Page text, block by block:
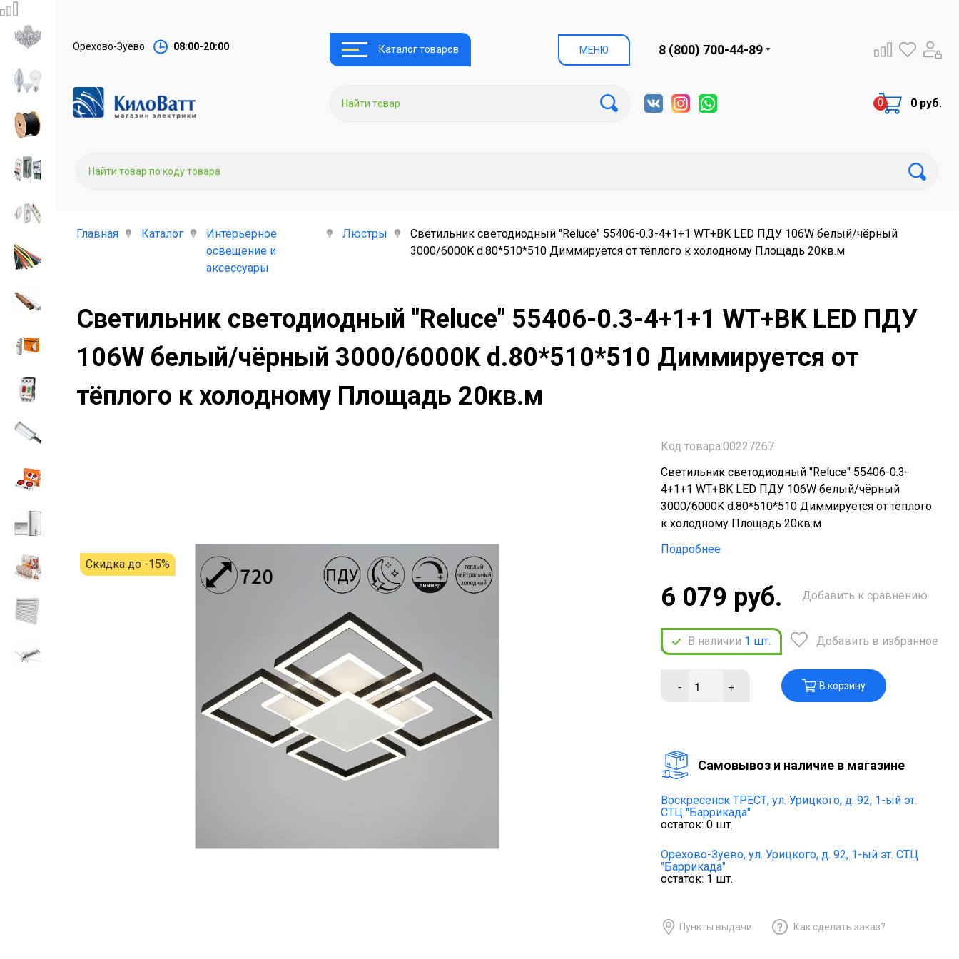
Орехово-Зуево 08:00-20:00 Каталог товаров МЕНЮ 8 (800) 700-44-89
0 руб.
Главная Каталог
Интерьерное
освещение и
аксессуары
Люстры
Светильник светодиодный "Reluce" 55406-0.3-4+1+1 WT+BK LED ПДУ 106W белый/чёрный
3000/6000K d.80*510*510 Диммируется от тёплого к холодному Площадь 20кв.м
Светильник светодиодный "Reluce" 55406-0.3-4+1+1 WT+BK LED ПДУ
106W белый/чёрный 3000/6000K d.80*510*510 Диммируется от
тёплого к холодному Площадь 20кв.м
Скидка до -15%
Код товара:00227267
Светильник светодиодный "Reluce" 55406-0.3-
4+1+1 WT+BK LED ПДУ 106W белый/чёрный
3000/6000K d.80*510*510 Диммируется от тёплого
к холодному Площадь 20кв.м
Подробнее
6 079 руб.
В наличии 1 шт.
Добавить к сравнению
Добавить в избранное
- + В корзину
Cамовывоз и наличие в магазине
Воскресенск ТРЕСТ, ул. Урицкого, д. 92, 1-ый эт.
СТЦ "Баррикада"
остаток: 0 шт.
Орехово-Зуево, ул. Урицкого, д. 92, 1-ый эт. СТЦ
"Баррикада"
остаток: 1 шт.
Пункты выдачи Как сделать заказ?